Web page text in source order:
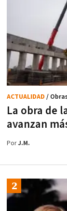
La obra de
avanzan
ACTUALIDAD /
PorJ.M.